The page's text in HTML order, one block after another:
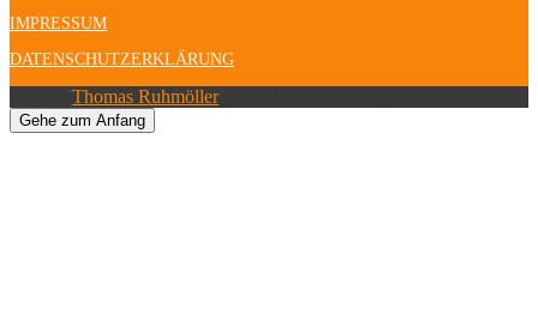
IMPRESSUM
DATENSCHUTZERKLÄRUNG
Thomas Ruhmöller| Alle Rechte vorbehalten.
Gehe zum Anfang